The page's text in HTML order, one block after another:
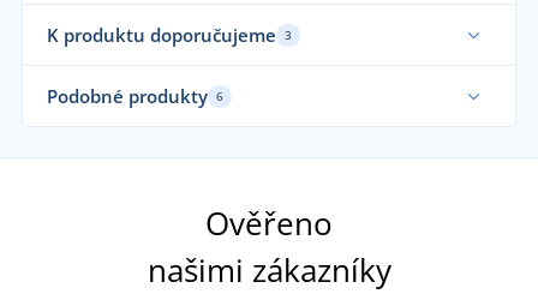
K produktu doporučujeme 3
Podobné produkty 6
Ověřeno
našimi zákazníky